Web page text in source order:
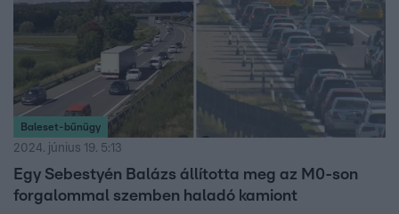
Baleset-bűnügy
2024. június 19. 5:13
Egy Sebestyén Balázs állította meg az M0-son
forgalommal szemben haladó kamiont